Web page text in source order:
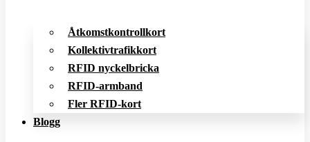
Åtkomstkontrollkort
Kollektivtrafikkort
RFID nyckelbricka
RFID-armband
Fler RFID-kort
Blogg